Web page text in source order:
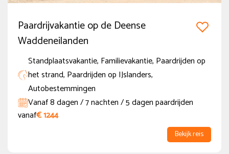
Paardrijvakantie op de Deense
Waddeneilanden
Standplaatsvakantie, Familievakantie, Paardrijden op
het strand, Paardrijden op IJslanders,
Autobestemmingen
Vanaf 8 dagen / 7 nachten / 5 dagen paardrijden
vanaf€ 1244
Bekijk reis